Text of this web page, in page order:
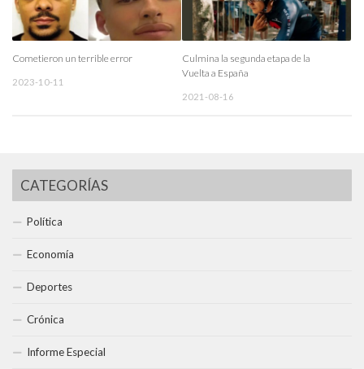
Cometieron un terrible error
2023-10-11
Culmina la segunda etapa de la
Vuelta a España
2021-08-16
CATEGORÍAS
Política
Economía
Deportes
Crónica
Informe Especial